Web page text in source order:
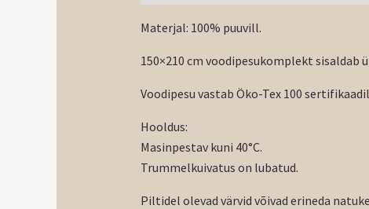
Materjal: 100% puuvill.
150×210 cm voodipesukomplekt sisaldab
Voodipesu vastab Öko-Tex 100
Hooldus:
Masinpestav kuni 40°C.
Trummelkuivatus on lubatud.
Piltidel olevad värvid võivad erineda